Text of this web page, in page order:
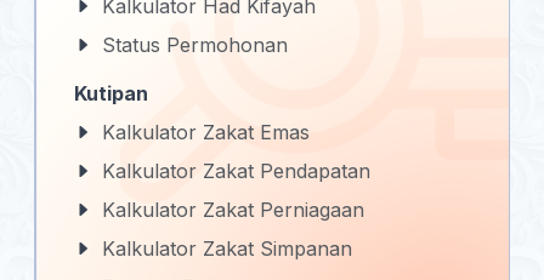
Kalkulator Had Kifayah
Status Permohonan
Kutipan
Kalkulator Zakat Emas
Kalkulator Zakat Pendapatan
Kalkulator Zakat Perniagaan
Kalkulator Zakat Simpanan